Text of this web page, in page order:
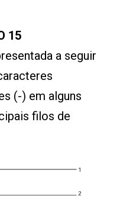
15
a seguir
(-) em alguns
filos de